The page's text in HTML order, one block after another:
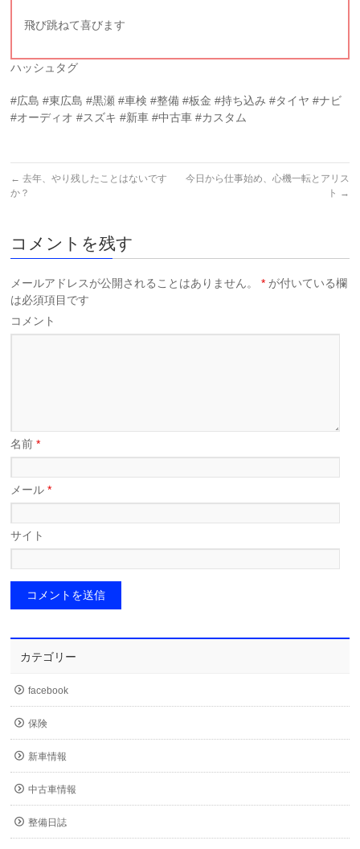
飛び跳ねて喜びます
ハッシュタグ
#広島 #東広島 #黒瀬 #車検 #整備 #板金 #持ち込み #タイヤ #ナビ
#オーディオ #スズキ #新車 #中古車 #カスタム
← 去年、やり残したことはないです
か？
今日から仕事始め、心機一転とアリス
ト →
コメントを残す
メールアドレスが公開されることはありません。 * が付いている欄
は必須項目です
コメント
名前*
メール*
サイト
カテゴリー
facebook
保険
新車情報
中古車情報
整備日誌